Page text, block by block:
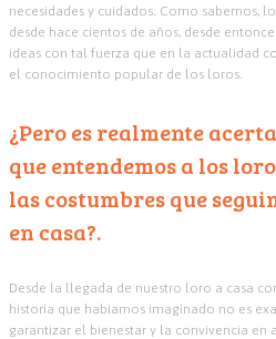
necesidades y cuidados. Como sabemos,
desde hace cientos de años, desde
ideas con tal fuerza que en la actualidad
el conocimiento popular de los loros.
¿Pero es realmente
que entendemos a los
las costumbres que
en casa?.
Desde la llegada de nuestro loro a casa
historia que habíamos imaginado no es
garantizar el bienestar y la convivencia en